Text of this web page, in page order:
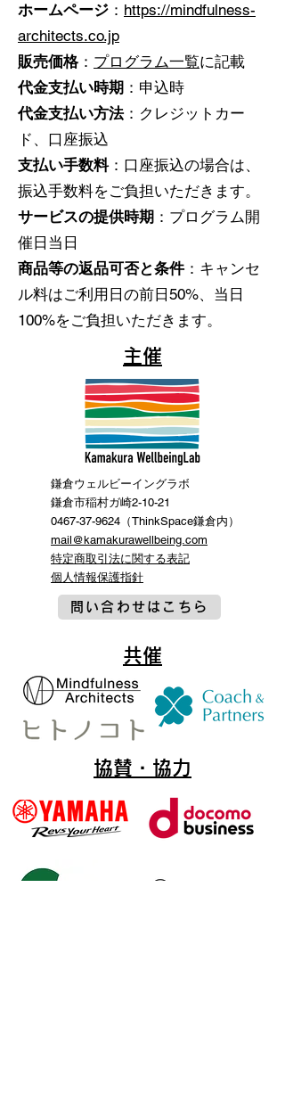
ホームページ ： https://mindfulness-
architects.co.jp
販売価格： プログラム一覧に記載
代金支払い時期 ：申込時
代金支払い方法：クレジットカー
ド、口座振込
支払い手数料：口座振込の場合は、
振込手数料をご負担いただきます。
サービスの提供時期 ：プログラム開
催日当日
商品等の返品可否と条件：キャンセ
ル料はご利用日の前日50%、当日
100%をご負担いただきます。
主催
鎌倉ウェルビーイングラボ
鎌倉市稲村ガ崎2-10-21
0467-37-9624（ThinkSpace鎌倉内）
mail@kamakurawellbeing.com
特定商取引法に関する表記
​個人情報保護指針
問い合わせはこちら
共催
協賛・協力